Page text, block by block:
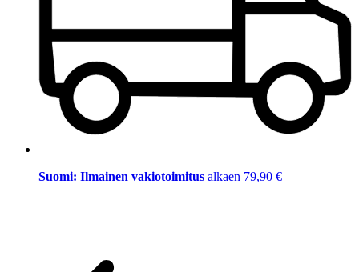
Suomi: Ilmainen vakiotoimitus alkaen 79,90 €